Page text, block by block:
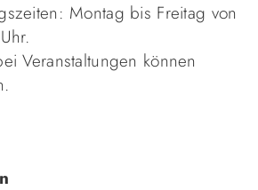
Montag bis Freitag von
Veranstaltungen können